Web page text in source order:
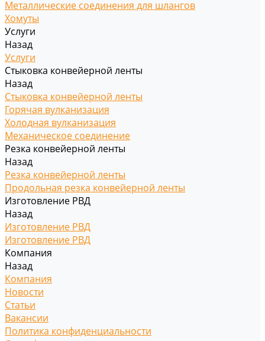
Металлические соединения для шлангов
Хомуты
Услуги
Назад
Услуги
Стыковка конвейерной ленты
Назад
Стыковка конвейерной ленты
Горячая вулканизация
Холодная вулканизация
Механическое соединение
Резка конвейерной ленты
Назад
Резка конвейерной ленты
Продольная резка конвейерной ленты
Изготовление РВД
Назад
Изготовление РВД
Изготовление РВД
Компания
Назад
Компания
Новости
Статьи
Вакансии
Политика конфиденциальности